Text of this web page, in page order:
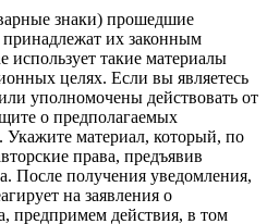
знаки) прошедшие
их законным
использует такие материалы
целях. Если вы являетесь
уполномочены действовать от
о предполагаемых
Укажите материал, который, по
права, предъявив
После получения уведомления,
на заявления о
предпримем действия, в том